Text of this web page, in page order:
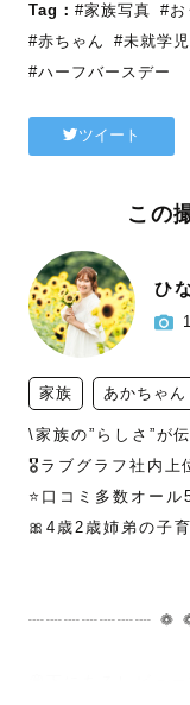
Tag： #家族写真 #お
#赤ちゃん
#未就学児
#ハーフバースデー
ツイート
この
ひ
家族 あかちゃん
\家族の”らしさ”が
🎖️ラブグラフ社内上
⭐️口コミ多数オール
🎀4歳2歳姉弟の子
┈┈┈┈┈┈┈ ❁